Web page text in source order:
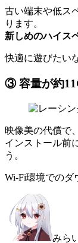
古い端末や低ス
ります。
新しめのハイス
快適に遊びたい
③ 容量が約
映像美の代償で、
インストール前
う。
Wi-Fi環境でのダ
みら